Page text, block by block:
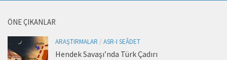
ÖNE ÇIKANLAR
ARAŞTIRMALAR / ASR-I SEÂDET
Hendek Savaşı’nda Türk Çadırı